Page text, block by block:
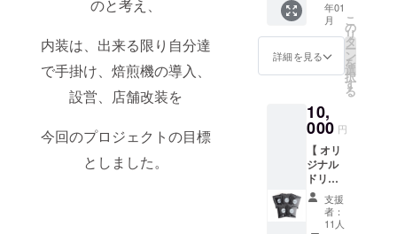
のと考え、
内装は、出来る限り自分達
で手掛け、焙煎機の導入、
設営、店舗改装を
今回のプロジェクトの目標
としました。
ます。
ができ
る、 着
込むほ
どにエ
厚手
フー
ディ。
カラー
は、ブ
ラック
or グ
レーで
選択す
グを5個
お送り
させて
頂きま
す。 カ
ラー
は、ブ
ラック
or グ
レーで
選択す
ること
ができ
（セレ
クト
ショッ
プ
ETERNI
TY &
coffee
stand &
empire
coffee
roaster
s）でご
使用可
能な
￥1000
年01
月
詳細を見る
こ
の
リ
タ
ー
ン
を
選
択
す
る
10,
000 円
【 オリ
ジナル
ドリッ
プバッ
ク80個
支援
者：
11人